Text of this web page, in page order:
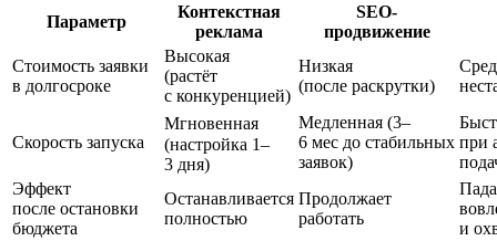
Параметр
Контекстная
реклама
SEO-
продвижение
Стоимость заявки
в долгосроке
Высокая
(растёт
с конкуренцией)
Низкая
(после раскрутки)
Скорость запуска
Мгновенная
(настройка 1–
3 дня)
Медленная (3–
6 мес до стабильных
заявок)
при
Эффект
после остановки
бюджета
Останавливается
полностью
Продолжает
работать
и